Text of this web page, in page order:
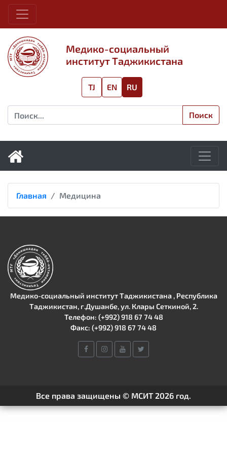
Медико-социальный
институт Таджикистана
Поиск
TJ RU
EN
Главная Медицина
Медико-социальный институт Таджикистана , Республика
Таджикистан, г.Душанбе, ул. Клары Сеткиной, 2.
Телефон: (+992) 918 67 74 48
Факс: (+992) 918 67 74 48
Все права защищены © МСИТ 2026 год.